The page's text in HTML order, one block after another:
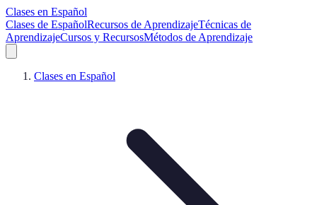
Clases en Español
Clases de EspañolRecursos de AprendizajeTécnicas de
AprendizajeCursos y RecursosMétodos de Aprendizaje
Clases en Español